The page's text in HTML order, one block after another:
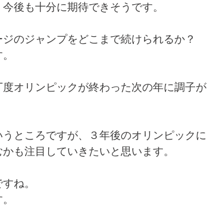
後も十分に期待できそうです。
のジャンプをどこまで続けられるか？
オリンピックが終わった次の年に調子が
ところですが、３年後のオリンピックに
も注目していきたいと思います。
ね。